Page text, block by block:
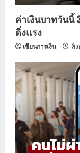
ค่าเงินบาทวันนี้
ดิ่งแรง
เซียนการเงิน สิ